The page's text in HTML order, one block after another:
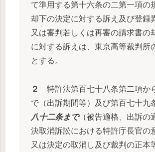
て準用する第十六条の二第一項の
却下の決定に対する訴え及び登録
又は審判若しくは再審の請求書の
に対する訴えは、東京高等裁判所
とする。
２
特許法第百七十八条第二項か
で（出訴期間等）及び第百七十九
八十二条まで（被告適格、出訴の
決取消訴訟における特許庁長官の
又は決定の取消し及び裁判の正本